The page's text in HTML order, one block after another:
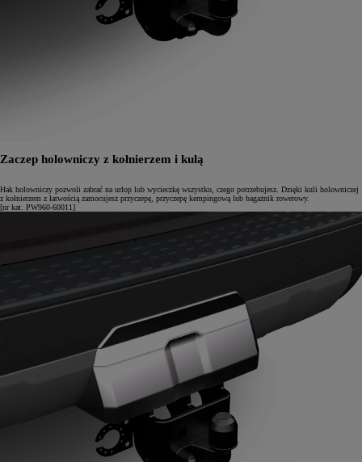
Zaczep holowniczy z kołnierzem i kulą
Hak holowniczy pozwoli zabrać na urlop lub wycieczkę wszystko, czego potrzebujesz. Dzięki kuli holowniczej
z kołnierzem z łatwością zamocujesz przyczepę, przyczepę kempingową lub bagażnik rowerowy.
[nr kat. PW960-60011]